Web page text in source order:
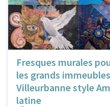
Fresques murales
les grands
Villeurbanne style
latine